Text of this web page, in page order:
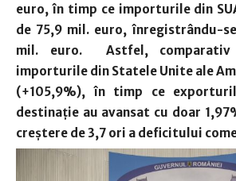
euro, în timp ce importurile din
de 75,9 mil. euro, înregistrându-
mil. euro. Astfel,
importurile din Statele Unite ale
(+105,9%), în timp ce
destinaţie au avansat cu doar
creştere de 3,7 ori a deficitului